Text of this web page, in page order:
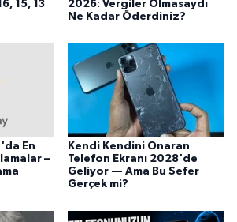
15, 13
2026: Vergiler Olmasaydı
Ne Kadar Öderdiniz?
En
–
Kendi Kendini Onaran
Telefon Ekranı 2028'de
Geliyor — Ama Bu Sefer
Gerçek mi?